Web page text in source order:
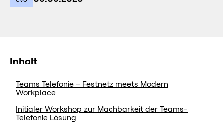
Inhalt
Teams Telefonie – Festnetz meets Modern
Workplace
Initialer Workshop zur Machbarkeit der Teams-
Telefonie Lösung